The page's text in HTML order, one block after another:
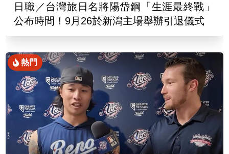
日職／台灣旅日名將陽岱鋼「生涯最終戰」
公布時間！9月26於新潟主場舉辦引退儀式
熱門